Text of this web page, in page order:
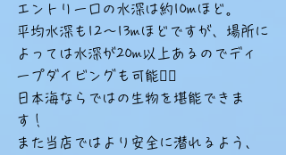
エントリー口の水深は約10mほど。
平均水深も12〜13mほどですが、場所に
よっては水深が20m以上あるのでディ
ープダイビングも可能🙆‍♂️
日本海ならではの生物を堪能できま
す！
また当店ではより安全に潜れるよう、